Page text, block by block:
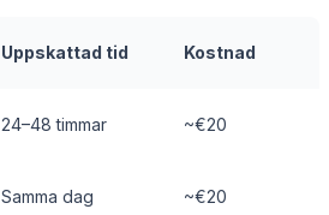
Uppskattad tid Kostnad
24–48 timmar ~€20
Samma dag ~€20